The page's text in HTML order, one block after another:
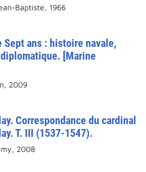
Baptiste, 1966
Sept ans : histoire navale,
[Marine
2009
Correspondance du cardinal
T. III (1537-1547).
2008